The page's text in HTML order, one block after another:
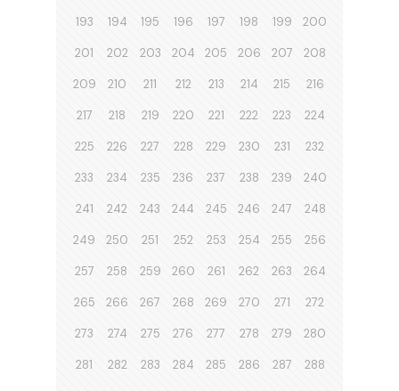
193 194 195 196 197 198 199 200
201 202 203 204 205 206 207 208
209 210 211 212 213 214 215 216
217 218 219 220 221 222 223 224
225 226 227 228 229 230 231 232
233 234 235 236 237 238 239 240
241 242 243 244 245 246 247 248
249 250 251 252 253 254 255 256
257 258 259 260 261 262 263 264
265 266 267 268 269 270 271 272
273 274 275 276 277 278 279 280
281 282 283 284 285 286 287 288